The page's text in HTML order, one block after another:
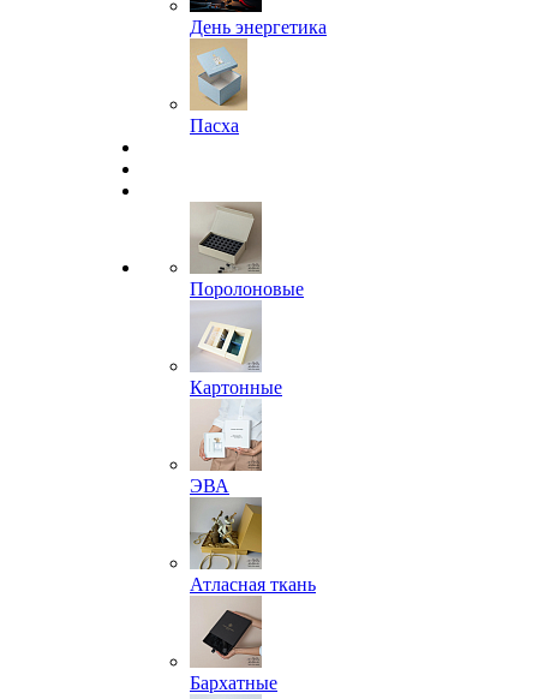
День энергетика
Пасха
Поролоновые
Картонные
ЭВА
Атласная ткань
Бархатные